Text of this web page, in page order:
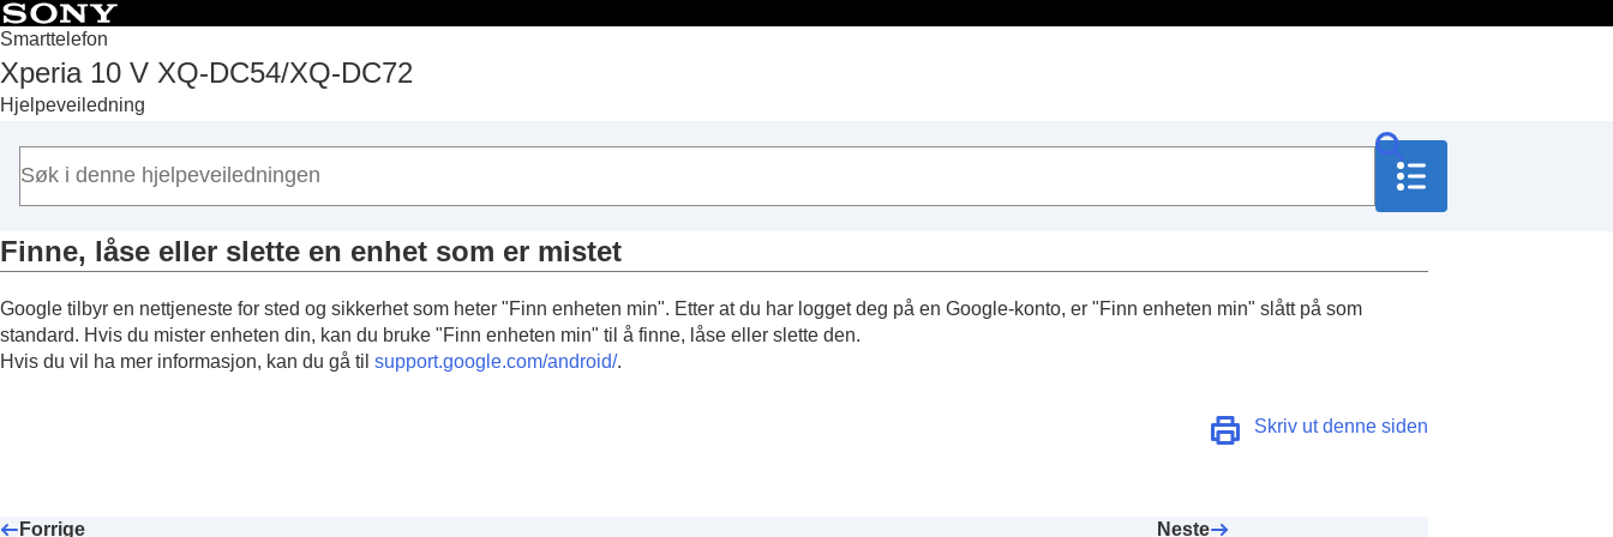
Smarttelefon
Xperia 10 V XQ-DC54/XQ-DC72
Hjelpeveiledning
Topp
Funksjoner etter programvareoppdatering
Komme i gang
Grunnleggende informasjon
Musikk
Innstillinger
Vedlikehold
Finne, låse eller slette en enhet som er mistet
Google tilbyr en nettjeneste for sted og sikkerhet som heter "Finn enheten min". Etter at du har logget deg på en Google-konto, er "Finn enheten min" slått på som
standard. Hvis du mister enheten din, kan du bruke "Finn enheten min" til å finne, låse eller slette den.
Hvis du vil ha mer informasjon, kan du gå til support.google.com/android/.
Skriv ut denne siden
Forrige
Neste